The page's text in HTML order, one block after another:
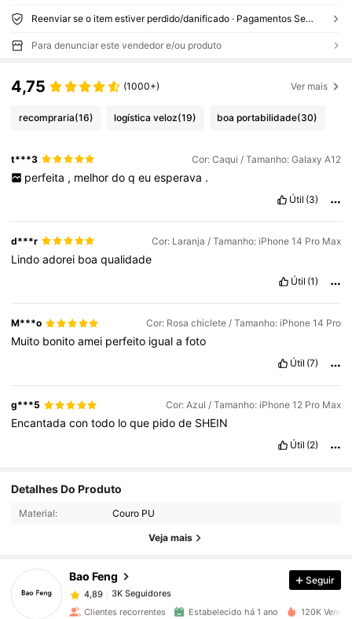
Reenviar se o item estiver perdido/danificado · Pagamentos Seguros · Proteção de privacidade
Para denunciar este vendedor e/ou produto
4,75 (1000+) Ver mais
recompraria(16) logística veloz(19) boa portabilidade(30)
t***3 Cor: Caqui / Tamanho: Galaxy A12
perfeita , melhor do q eu esperava .
Útil (3)
d***r Cor: Laranja / Tamanho: iPhone 14 Pro Max
Lindoadorei boaqualidade
Útil (1)
M***o Cor: Rosa chiclete / Tamanho: iPhone 14 Pro
Muito bonitoamei perfeito igualafoto
Útil (7)
g***5 Cor: Azul / Tamanho: iPhone 12 Pro Max
Encantadacontodo loque pidode SHEIN
Útil (2)
Detalhes Do Produto
Material: Couro PU
Veja mais
Bao Feng
4,89 3K Seguidores
3K Seguidores
4,89
3K Seguidores
Seguir
Clientes recorrentes Estabelecido há 1 ano 120K